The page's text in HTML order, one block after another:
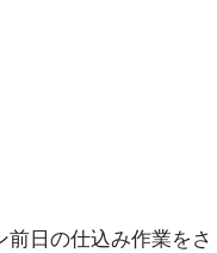
日の仕込み作業をさ